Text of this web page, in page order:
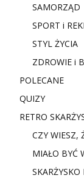
SAMORZĄD
SPORT i
STYL ŻYCIA
ZDROWIE i
POLECANE
QUIZY
RETRO
CZY WIESZ,
MIAŁO BYĆ